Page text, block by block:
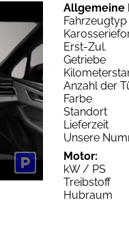
Allgemeine
Fahrzeugtyp
Erst-Zul.
Getriebe
Anzahl der
Farbe
Standort
Lieferzeit
Unsere
Motor:
kW / PS
Treibstoff
Hubraum